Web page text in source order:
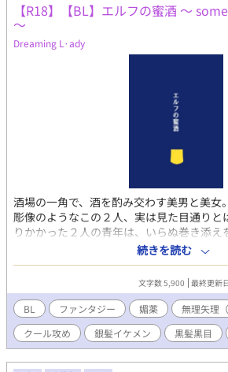
【R18】【BL】エルフの蜜酒 ～
～
Dreaming L·ady
酒場の一角で、酒を酌み交わす美男と美女
彫像のようなこの２人、実は見た目通り
りかかった２人の青年は、いらぬ巻き添え
の青年を、もう１人が介抱することにな
が破天荒なエルフからとばっちりを受ける
す、ご注意を。 （全３話 / ★がエロあり /
続きを読む
文字数 5,900 最終更新
BL ファンタジー 媚薬 無理矢理（
クール攻め
銀髪イケメン 黒髪黒目